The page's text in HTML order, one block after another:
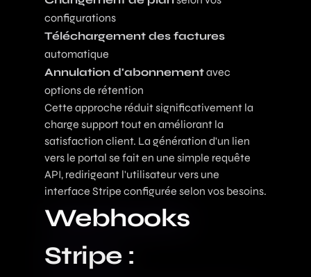
configurations
Téléchargement des factures
automatique
Annulation d'abonnementavec
options de rétention
Cette approche réduit significativement la
charge support tout en améliorant la
satisfaction client. La génération d'un lien
vers le portal se fait en une simple requête
API, redirigeant l'utilisateur vers une
interface Stripe configurée selon vos besoins.
Webhooks
Stripe :